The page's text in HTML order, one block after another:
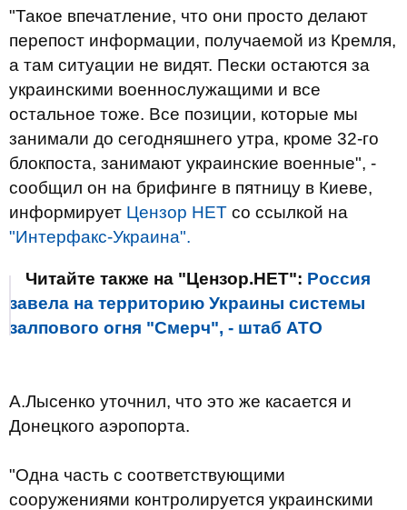
"Такое впечатление, что они просто делают
перепост информации, получаемой из Кремля,
а там ситуации не видят. Пески остаются за
украинскими военнослужащими и все
остальное тоже. Все позиции, которые мы
занимали до сегодняшнего утра, кроме 32-го
блокпоста, занимают украинские военные", -
сообщил он на брифинге в пятницу в Киеве,
информирует Цензор НЕТ со ссылкой на
"Интерфакс-Украина".
Читайте также на "Цензор.НЕТ": Россия
завела на территорию Украины системы
залпового огня "Смерч", - штаб АТО
А.Лысенко уточнил, что это же касается и
Донецкого аэропорта.
"Одна часть с соответствующими
сооружениями контролируется украинскими